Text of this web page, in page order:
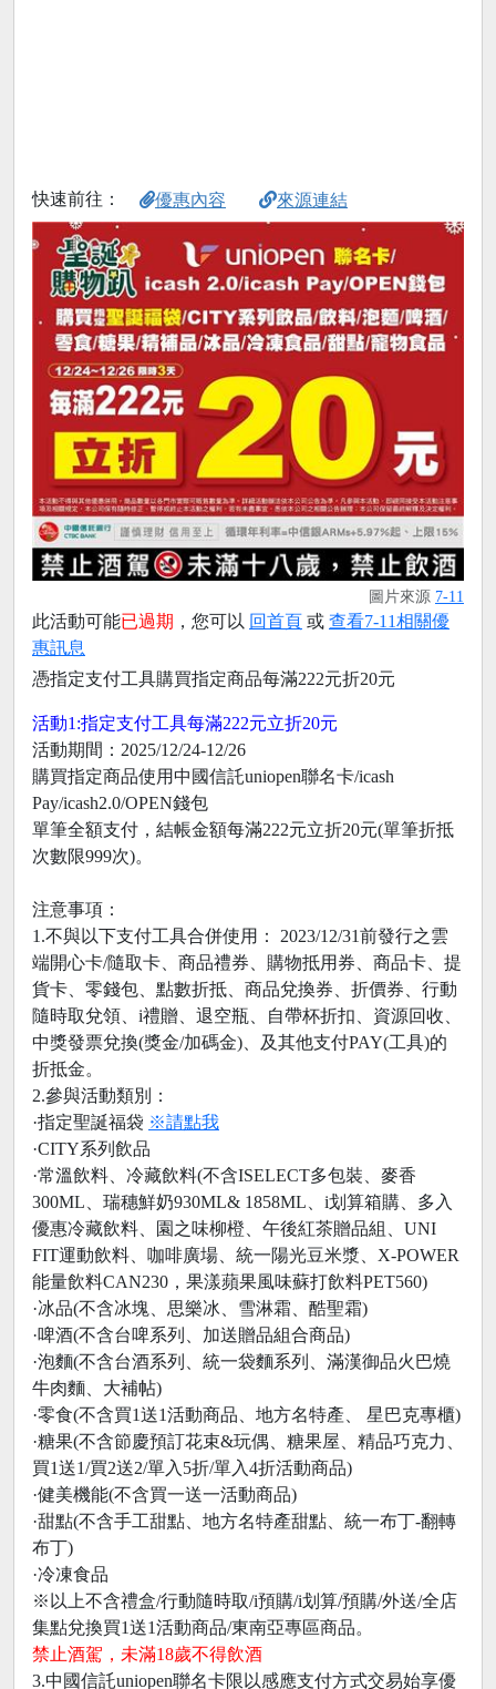
快速前往： 優惠內容 來源連結
圖片來源 7-11
此活動可能已過期 ，您可以 回首頁 或 查看7-11相關優
惠訊息
憑指定支付工具購買指定商品每滿222元折20元
活動1:指定支付工具每滿222元立折20元
活動期間：2025/12/24-12/26
購買指定商品使用中國信託uniopen聯名卡/icash
Pay/icash2.0/OPEN錢包
單筆全額支付，結帳金額每滿222元立折20元(單筆折抵
次數限999次)。
注意事項：
1.不與以下支付工具合併使用： 2023/12/31前發行之雲
端開心卡/隨取卡、商品禮券、購物抵用券、商品卡、提
貨卡、零錢包、點數折抵、商品兌換券、折價券、行動
隨時取兌領、i禮贈、退空瓶、自帶杯折扣、資源回收、
中獎發票兌換(獎金/加碼金)、及其他支付PAY(工具)的
折抵金。
2.參與活動類別：
·指定聖誕福袋 ※請點我
·CITY系列飲品
·常溫飲料、冷藏飲料(不含ISELECT多包裝、麥香
300ML、瑞穗鮮奶930ML& 1858ML、i划算箱購、多入
優惠冷藏飲料、園之味柳橙、午後紅茶贈品組、UNI
FIT運動飲料、咖啡廣場、統一陽光豆米漿、X-POWER
能量飲料CAN230，果漾蘋果風味蘇打飲料PET560)
·冰品(不含冰塊、思樂冰、雪淋霜、酷聖霜)
·啤酒(不含台啤系列、加送贈品組合商品)
·泡麵(不含台酒系列、統一袋麵系列、滿漢御品火巴燒
牛肉麵、大補帖)
·零食(不含買1送1活動商品、地方名特產、 星巴克專櫃)
·糖果(不含節慶預訂花束&玩偶、糖果屋、精品巧克力、
買1送1/買2送2/單入5折/單入4折活動商品)
·健美機能(不含買一送一活動商品)
·甜點(不含手工甜點、地方名特產甜點、統一布丁-翻轉
布丁)
·冷凍食品
※以上不含禮盒/行動隨時取/i預購/i划算/預購/外送/全店
集點兌換買1送1活動商品/東南亞專區商品。
禁止酒駕，未滿18歲不得飲酒
3.中國信託uniopen聯名卡限以感應支付方式交易始享優